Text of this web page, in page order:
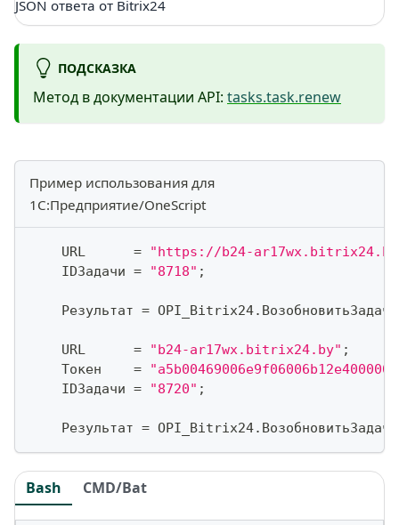
JSON ответа от Bitrix24
ПОДСКАЗКА
Метод в документации API: tasks.task.renew
Пример использования для
1С:Предприятие/OneScript
    URL
=
"https://b24-
    IDЗадачи
= "8718" ;
    Результат
= OPI_Bitrix24. ВозобновитьЗадачу
    URL
= "b24-ar17wx.bitrix24.by" ;
    Токен
=
    IDЗадачи
= "8720" ;
    Результат
= OPI_Bitrix24. ВозобновитьЗадачу
Bash CMD/Bat